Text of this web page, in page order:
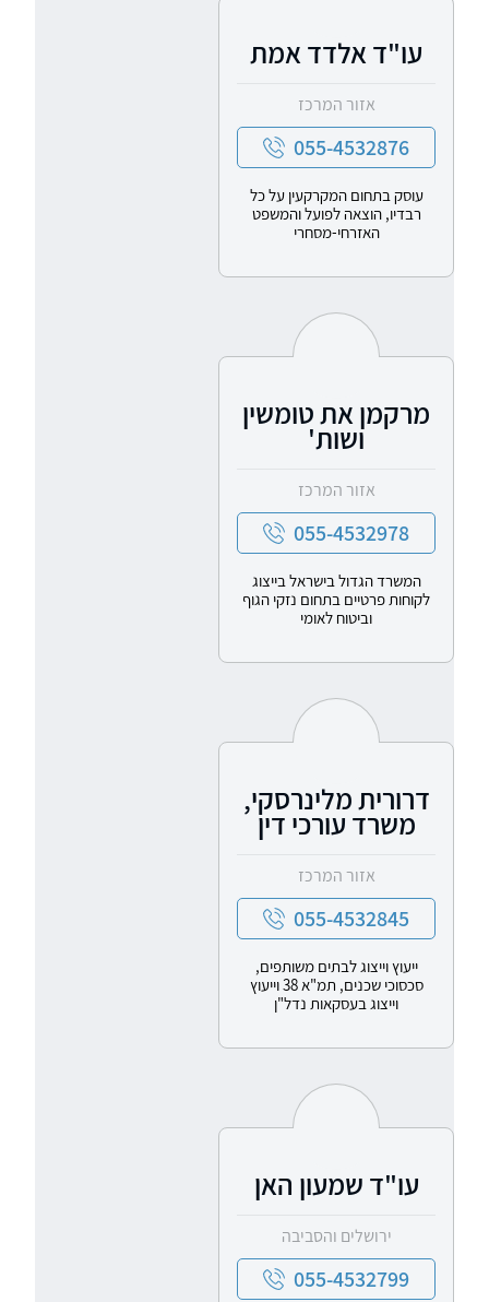
עו"ד אלדד אמת
אזור המרכז
055-4532876
עוסק בתחום המקרקעין על כל
רבדיו, הוצאה לפועל והמשפט
האזרחי-מסחרי
מרקמן את טומשין
ושות'
אזור המרכז
055-4532978
המשרד הגדול בישראל בייצוג
לקוחות פרטיים בתחום נזקי הגוף
וביטוח לאומי
דרורית מלינרסקי,
משרד עורכי דין
אזור המרכז
055-4532845
ייעוץ וייצוג לבתים משותפים,
סכסוכי שכנים, תמ"א 38 וייעוץ
וייצוג בעסקאות נדל"ן
עו"ד שמעון האן
ירושלים והסביבה
055-4532799